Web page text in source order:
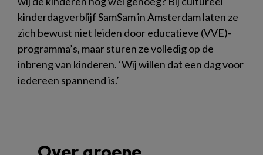
kinderdagverblijf SamSam in Amsterdam laten ze
zich bewust niet leiden door educatieve (VVE)-
programma’s, maar sturen ze volledig op de
inbreng van kinderen. ‘Wij willen dat een dag voor
iedereen spannend is.’